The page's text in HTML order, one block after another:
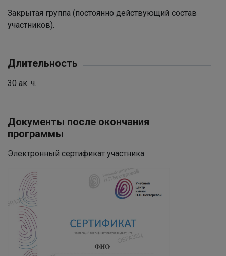
Закрытая группа (постоянно действующий состав
участников).
Длительность
30 ак. ч.
Документы после окончания
программы
Электронный сертификат участника.